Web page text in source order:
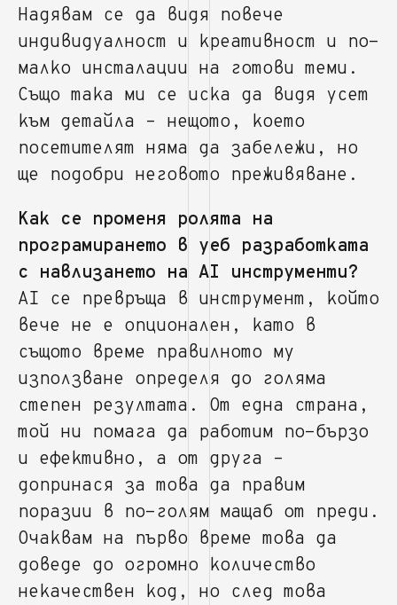
Надявам се да видя повече
индивидуалност и креативност и по-
малко инсталации на готови теми.
Също така ми се иска да видя усет
към детайла – нещото, което
посетителят няма да забележи, но
ще подобри неговото преживяване.
Как се променя ролята на
програмирането в уеб разработката
с навлизането на AI инструменти?
AI се превръща в инструмент, който
вече не е опционален, като в
същото време правилното му
използване определя до голяма
степен резултата. От една страна,
той ни помага да работим по-бързо
и ефективно, а от друга –
допринася за това да правим
поразии в по-голям мащаб от преди.
Очаквам на първо време това да
доведе до огромно количество
некачествен код, но след това